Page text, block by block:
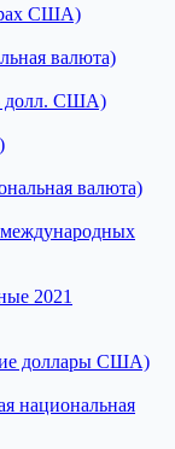
США)
валюта)
долл. США)
валюта)
2021
доллары США)
национальная